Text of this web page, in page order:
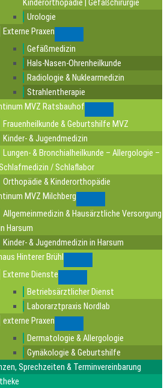
Kinderorthopädie | Gefäßchirurgie
Urologie
Externe Praxen
Gefäßmedizin
Hals-Nasen-Ohrenheilkunde
Radiologie & Nuklearmedizin
Strahlentherapie
MVZ Ratsbauhof
Frauenheilkunde & Geburtshilfe MVZ
Kinder- & Jugendmedizin
Lungen- & Bronchialheilkunde – Allergologie –
/ Schlaflabor
Orthopädie & Kinderorthopädie
MVZ Milchberg
Allgemeinmedizin & Hausärztliche Versorgung
Harsum
Kinder- & Jugendmedizin in Harsum
Hinterer Brühl
Externe Dienste
Betriebsärztlicher Dienst
Laborarztpraxis Nordlab
externe Praxen
Dermatologie & Allergologie
Gynäkologie & Geburtshilfe
Sprechzeiten & Terminvereinbarung